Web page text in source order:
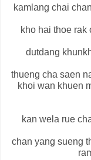
kamlang chai
kho hai thoe rak
dutdang
thueng cha saen
khoi wan khuen
kan wela rue
chan yang sueng